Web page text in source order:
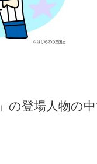
」の登場人物の